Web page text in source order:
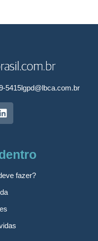
5415lgpd@lbca.com.br
fazer?